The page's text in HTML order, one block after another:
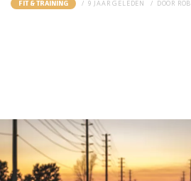
FIT & TRAINING 9 JAAR GELEDEN DOOR